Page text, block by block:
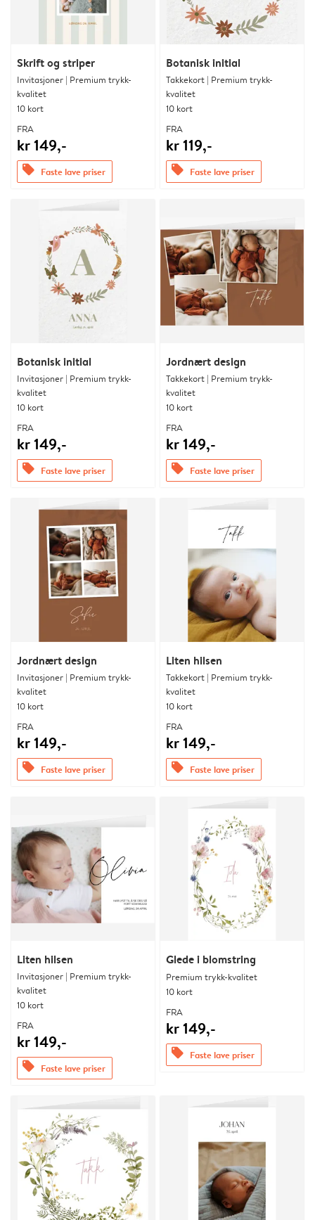
Skrift og striper
Invitasjoner | Premium trykk-
kvalitet
10 kort
FRA
kr 149,-
offers Faste lave priser
Botanisk initial
Takkekort | Premium trykk-
kvalitet
10 kort
FRA
kr 119,-
offers Faste lave priser
Botanisk initial
Invitasjoner | Premium trykk-
kvalitet
10 kort
FRA
kr 149,-
offers Faste lave priser
Jordnært design
Takkekort | Premium trykk-
kvalitet
10 kort
FRA
kr 149,-
offers Faste lave priser
Jordnært design
Invitasjoner | Premium trykk-
kvalitet
10 kort
FRA
kr 149,-
offers Faste lave priser
Liten hilsen
Takkekort | Premium trykk-
kvalitet
10 kort
FRA
kr 149,-
offers Faste lave priser
Liten hilsen
Invitasjoner | Premium trykk-
kvalitet
10 kort
FRA
kr 149,-
offers Faste lave priser
Glede i blomstring
Premium trykk-kvalitet
10 kort
FRA
kr 149,-
offers Faste lave priser